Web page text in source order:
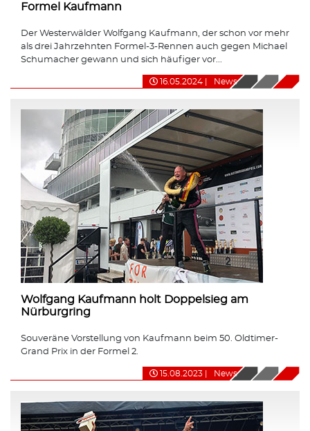
Formel Kaufmann
Der Westerwälder Wolfgang Kaufmann, der schon vor mehr
als drei Jahrzehnten Formel-3-Rennen auch gegen Michael
Schumacher gewann und sich häufiger vor...
16.05.2024 News
Wolfgang Kaufmann holt Doppelsieg am
Nürburgring
Souveräne Vorstellung von Kaufmann beim 50. Oldtimer-
Grand Prix in der Formel 2.
15.08.2023 News